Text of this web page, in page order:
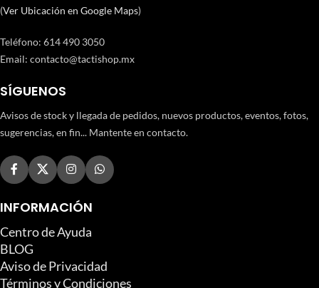
(Ver Ubicación en Google Maps)
Teléfono: 614 490 3050
Email: contacto@tactishop.mx
SÍGUENOS
Avisos de stock y llegada de pedidos, nuevos productos, eventos, fotos,
sugerencias, en fin... Mantente en contacto.
INFORMACIÓN
Centro de Ayuda
BLOG
Aviso de Privacidad
Términos y Condiciones